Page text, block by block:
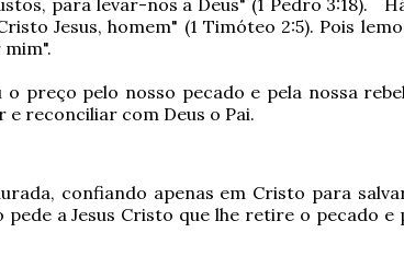
para levar-nos a Deus" (1 Pedro 3:18).
Jesus, homem" (1 Timóteo 2:5). Pois
mim".
preço pelo nosso pecado e pela nossa
reconciliar com Deus o Pai.
confiando apenas em Cristo para
a Jesus Cristo que lhe retire o pecado